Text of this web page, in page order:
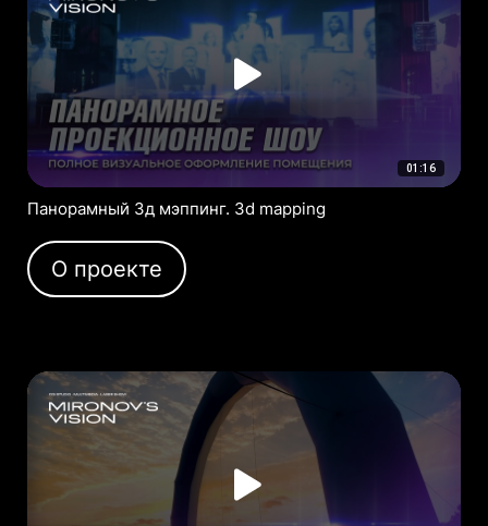
01:16
Панорамный 3д мэппинг. 3d mapping
О проекте